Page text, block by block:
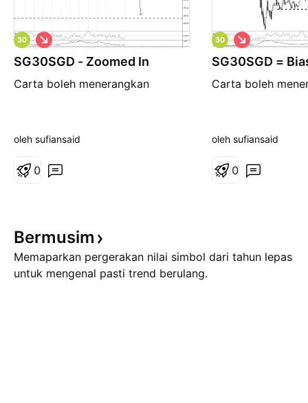
SG30SGD - Zoomed In
Carta boleh menerangkan
S
i
n
k
oleh sufiansaid
0
SG30SGD =
Carta boleh
S
i
n
k
oleh sufiansaid
0
Bermusim
Memaparkan pergerakan nilai simbol dari tahun lepas
untuk mengenal pasti trend berulang.